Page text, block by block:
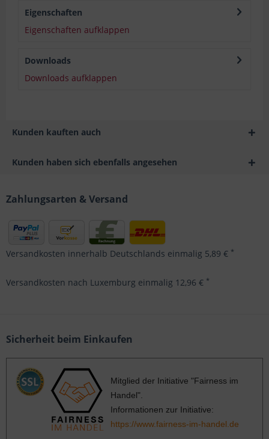
Eigenschaften
Eigenschaften aufklappen
Downloads
Downloads aufklappen
Kunden kauften auch
Kunden haben sich ebenfalls angesehen
Zahlungsarten & Versand
Versandkosten innerhalb Deutschlands einmalig 5,89 € *
Versandkosten nach Luxemburg einmalig 12,96 € *
Sicherheit beim Einkaufen
Mitglied der Initiative "Fairness im
Handel".
Informationen zur Initiative:
https://www.fairness-im-handel.de